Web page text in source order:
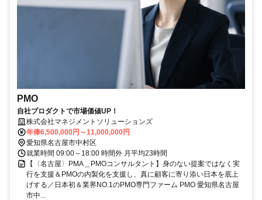
PMO
自社プロダクトで市場価値UP！
株式会社マネジメントソリューションズ
年俸6,500,000円～11,000,000円
愛知県名古屋市中村区
就業時間 09:00～18:00 時間外 月平均23時間
【〈名古屋〉PMA＿PMOコンサルタント】身のない提案ではなく実
行を支援＆PMOの内製化を支援し、真に顧客に寄り添い日本を底上
げする／日本初＆業界NO.1のPMO専門ファーム PMO 愛知県名古屋
市中...